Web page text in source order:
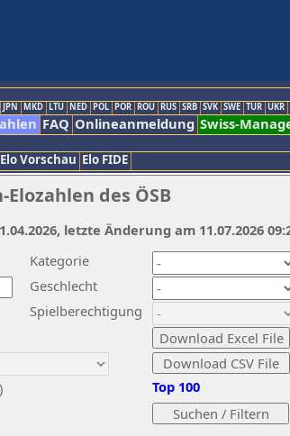
JPN MKD LTU NED POL POR ROU RUS SRB SVK SWE TUR UKR
FAQ Onlineanmeldung Swiss-
Elo Vorschau Elo FIDE
des ÖSB
Kategorie
Geschlecht
Spielberechtigung
Top 100
letzte Änderung am 11.07.2026